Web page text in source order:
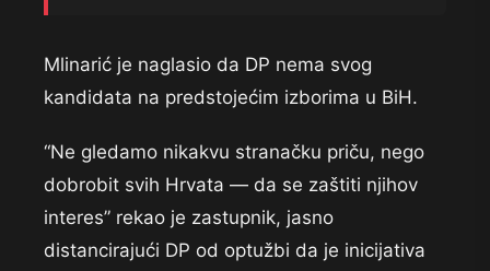
Mlinarić je naglasio da DP nema svog
kandidata na predstojećim izborima u BiH.
“Ne gledamo nikakvu stranačku priču, nego
dobrobit svih Hrvata — da se zaštiti njihov
interes” rekao je zastupnik, jasno
distancirajući DP od optužbi da je inicijativa